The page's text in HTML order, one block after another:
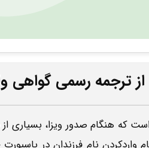
ترجمه رسمی گواهی
که هنگام صدور ویزا، بسیاری
نام فرزندان در